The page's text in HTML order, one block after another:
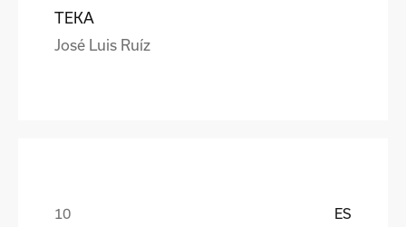
TEKA
José Luis Ruíz
ES